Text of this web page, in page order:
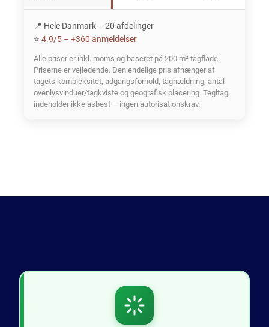
📍 Hele Danmark – 20 afdelinger
⭐ 4.9/5 – +360 anmeldelser
Alle priser er inkl. moms og baseret på 200 m² tagflade.
Priserne er vejledende. Den endelige pris afhænger af
tagets kompleksitet, adgangsforhold, taghældning, antal
ovenlysvinduer/tagkviste og geografisk placering. Tegltag
indeholder ikke asbest – ingen autorisationskrav.